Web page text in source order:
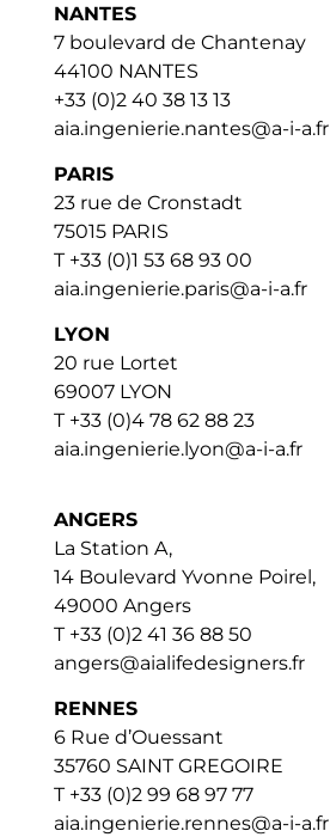
NANTES
7 boulevard de Chantenay
44100 NANTES
+33 (0)2 40 38 13 13
aia.ingenierie.nantes@a-i-a.fr
PARIS
23 rue de Cronstadt
75015 PARIS
T +33 (0)1 53 68 93 00
aia.ingenierie.paris@a-i-a.fr
LYON
20 rue Lortet
69007 LYON
T +33 (0)4 78 62 88 23
aia.ingenierie.lyon@a-i-a.fr
ANGERS
La Station A,
14 Boulevard Yvonne Poirel,
49000 Angers
T +33 (0)2 41 36 88 50
angers@aialifedesigners.fr
RENNES
6 Rue d’Ouessant
35760 SAINT GREGOIRE
T +33 (0)2 99 68 97 77
aia.ingenierie.rennes@a-i-a.fr